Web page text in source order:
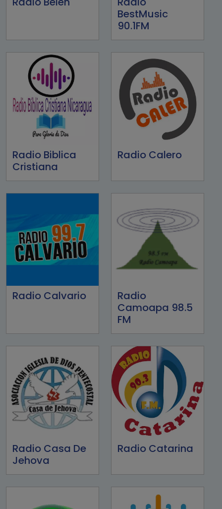
BestMusic
90.1FM
Radio Biblica
Cristiana
Radio Calero
Radio Calvario
Radio
Camoapa 98.5
FM
Radio Casa De
Jehova
Radio Catarina